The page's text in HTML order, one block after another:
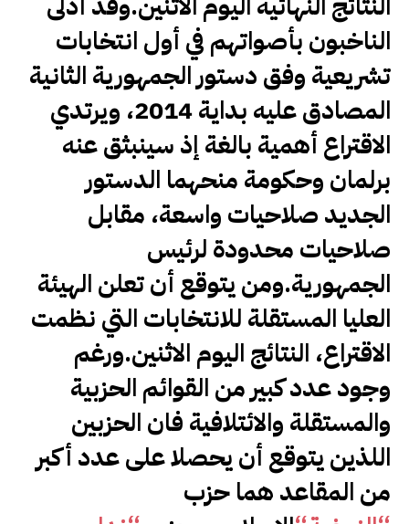
الناخبون بأصواتهم في أول انتخابات
تشريعية وفق دستور الجمهورية الثانية
المصادق عليه بداية 2014، ويرتدي
الاقتراع أهمية بالغة إذ سينبثق عنه
برلمان وحكومة منحهما الدستور
الجديد صلاحيات واسعة، مقابل
صلاحيات محدودة لرئيس
الجمهورية.ومن يتوقع أن تعلن الهيئة
العليا المستقلة للانتخابات التي نظمت
الاقتراع، النتائج اليوم الاثنين.ورغم
وجود عدد كبير من القوائم الحزبية
والمستقلة والائتلافية فان الحزبين
اللذين يتوقع أن يحصلا على عدد أكبر
من المقاعد هما حزب